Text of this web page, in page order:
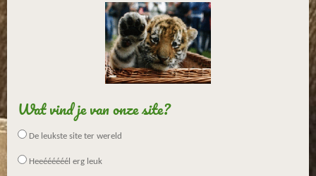
Wat vind je van onze site?
De leukste site ter wereld
Heeéééééél erg leuk